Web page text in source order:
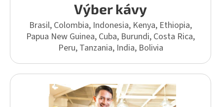
Výber kávy
Brasil, Colombia, Indonesia, Kenya, Ethiopia,
Papua New Guinea, Cuba, Burundi, Costa Rica,
Peru, Tanzania, India, Bolivia